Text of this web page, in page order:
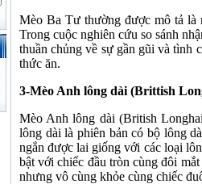
Mèo Ba Tư thường được mô tả là
Trong cuộc nghiên cứu so sánh
thuần chủng về sự gần gũi và tình
thức ăn.
3-Mèo Anh lông dài (Brittish
Mèo Anh lông dài (British
lông dài là phiên bản có bộ lông
ngắn được lai giống với các loại
bật với chiếc đầu tròn cùng đôi
nhưng vô cùng khỏe cùng chiếc